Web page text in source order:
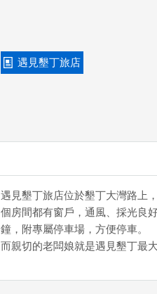
遇見墾丁旅店
遇見墾丁旅店位於墾丁大灣路上
個房間都有窗戶，通風、採光良
鐘，附專屬停車場，方便停車。
而親切的老闆娘就是遇見墾丁最